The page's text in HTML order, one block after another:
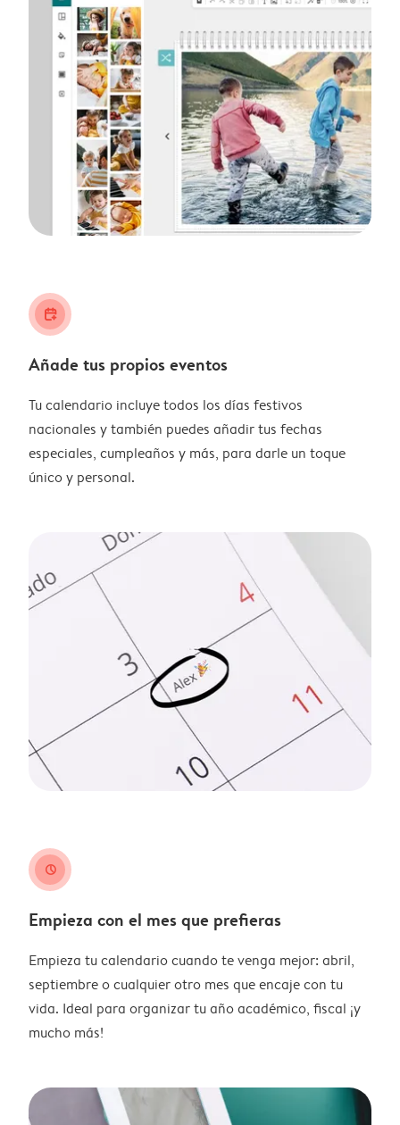
calendar_plus
Añade tus propios eventos
Tu calendario incluye todos los días festivos
nacionales y también puedes añadir tus fechas
especiales, cumpleaños y más, para darle un toque
único y personal.
clock
Empieza con el mes que prefieras
Empieza tu calendario cuando te venga mejor: abril,
septiembre o cualquier otro mes que encaje con tu
vida. Ideal para organizar tu año académico, fiscal ¡y
mucho más!